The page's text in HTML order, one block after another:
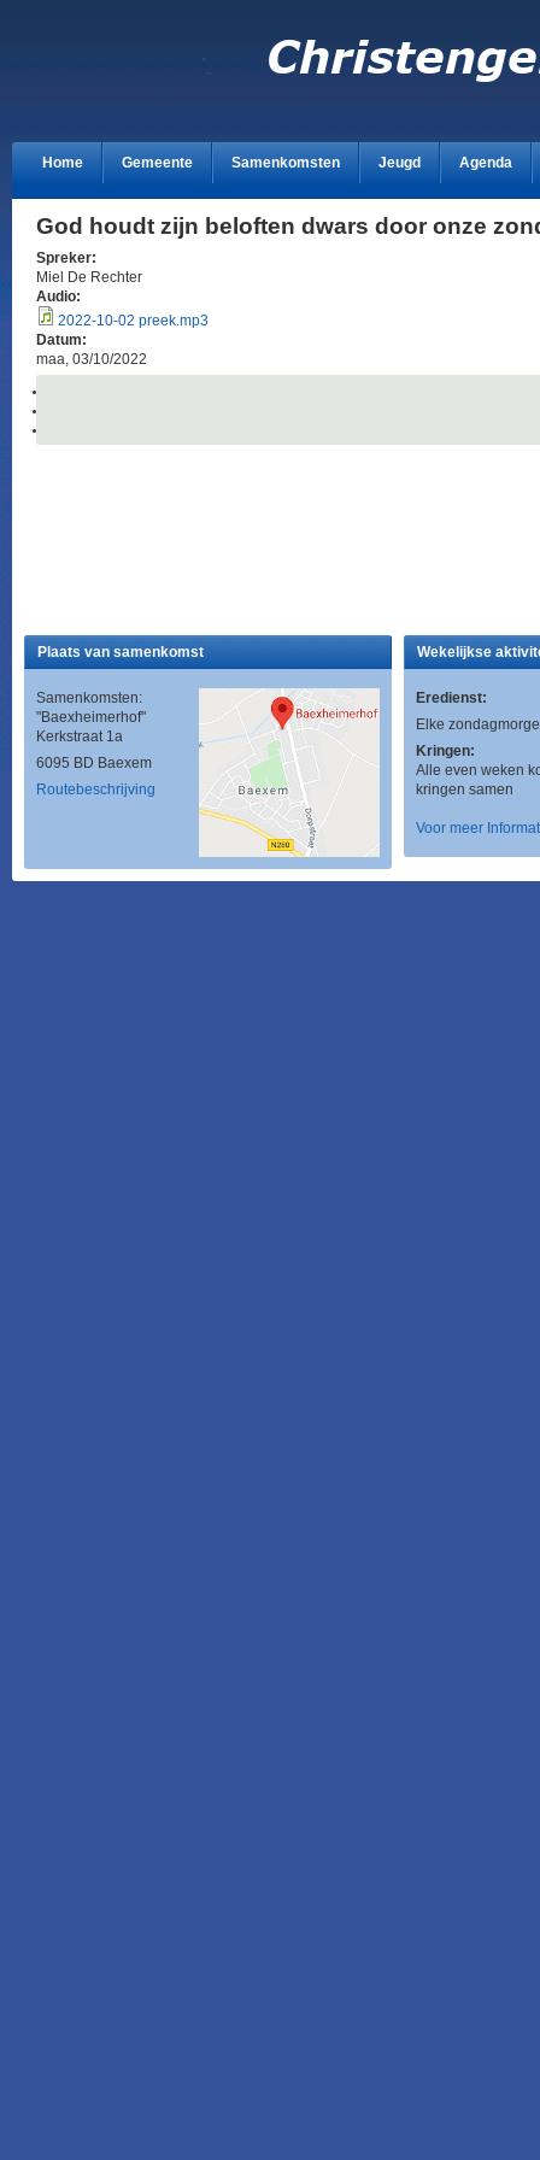
Home Gemeente Samenkomsten Jeugd Agenda
God houdt zijn beloften dwars door onze
Spreker:
Miel De Rechter
Audio:
2022-10-02 preek.mp3
Datum:
maa, 03/10/2022
Plaats van samenkomst
Samenkomsten:
"Baexheimerhof"
Kerkstraat 1a
6095 BD Baexem
Routebeschrijving
Wekelijkse
Eredienst:
Elke
Kringen:
Alle even weken
kringen samen
Voor meer